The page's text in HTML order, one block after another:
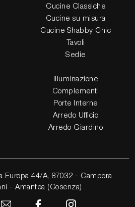
Cucine Classiche
Cucine su misura
Cucine Shabby Chic
Tavoli
Sedie
Illuminazione
Complementi
Porte Interne
Arredo Ufficio
Arredo Giardino
Europa 44/A, 87032 - Campora
- Amantea (Cosenza)